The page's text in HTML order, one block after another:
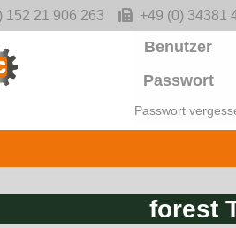
152 21 906 263 +49 (0) 34381
Benutzer
Passwort
Passwort
forest